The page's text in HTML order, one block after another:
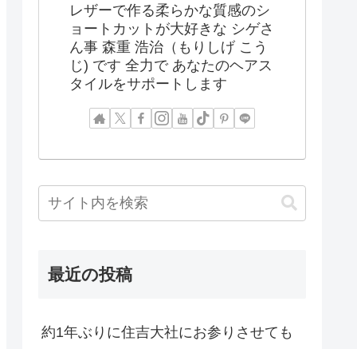
レザーで作る柔らかな質感のシ
ョートカットが大好きな シゲさ
ん事 森重 浩治（もりしげ こう
じ) です 全力で あなたのヘアス
タイルをサポートします
最近の投稿
約1年ぶりに住吉大社にお参りさせても